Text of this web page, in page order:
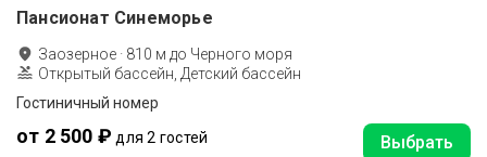
Пансионат Синеморье
Заозерное · 810 м до Черного моря
Открытый бассейн, Детский бассейн
Гостиничный номер
от 2 500 ₽ для 2 гостей Выбрать